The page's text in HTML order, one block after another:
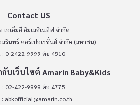
Contact US
เอเอ็มอี อิมเมจิเนทีฟ จำกัด
มรินทร์ คอร์เปอเรชั่นส์ จำกัด (มหาชน)
: 0-2422-9999 ต่อ 4510
บเว็บไซต์ Amarin Baby&Kids
: 02-422-9999 ต่อ 4775
: abkofficial@amarin.co.th